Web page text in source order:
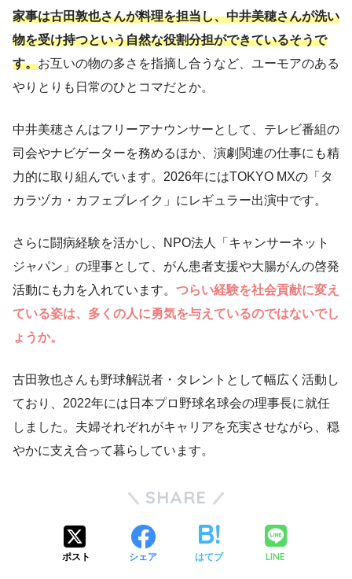
家事は古田敦也さんが料理を担当し、中井美穂さんが洗い
物を受け持つという自然な役割分担ができているそうで
す。お互いの物の多さを指摘し合うなど、ユーモアのある
やりとりも日常のひとコマだとか。
中井美穂さんはフリーアナウンサーとして、テレビ番組の
司会やナビゲーターを務めるほか、演劇関連の仕事にも精
力的に取り組んでいます。2026年にはTOKYO MXの「タ
カラヅカ・カフェブレイク」にレギュラー出演中です。
さらに闘病経験を活かし、NPO法人「キャンサーネット
ジャパン」の理事として、がん患者支援や大腸がんの啓発
活動にも力を入れています。 つらい経験を社会貢献に変え
ている姿は、多くの人に勇気を与えているのではないでし
ょうか。
古田敦也さんも野球解説者・タレントとして幅広く活動し
ており、2022年には日本プロ野球名球会の理事長に就任
しました。夫婦それぞれがキャリアを充実させながら、穏
やかに支え合って暮らしています。
SHARE
ポスト シェア はてブ LINE